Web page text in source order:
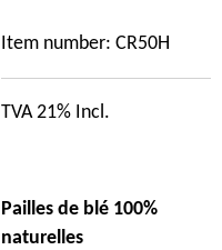
Item number: CR50H
TVA 21% Incl.
Pailles de blé 100%
naturelles